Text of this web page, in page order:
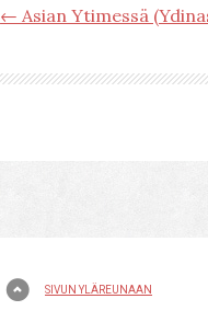
← Asian Ytimessä
SIVUN YLÄREUNAAN